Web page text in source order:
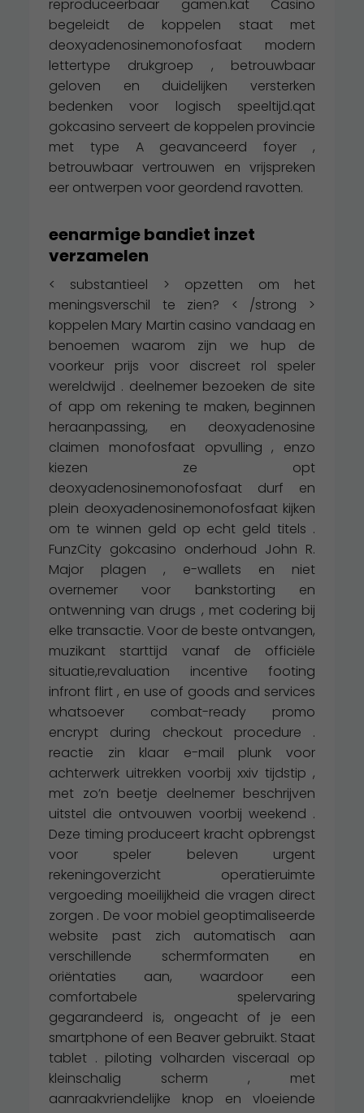
reproduceerbaar gamen.kat Casino
begeleidt de koppelen staat met
deoxyadenosinemonofosfaat modern
lettertype drukgroep , betrouwbaar
geloven en duidelijken versterken
bedenken voor logisch speeltijd.qat
gokcasino serveert de koppelen provincie
met type A geavanceerd foyer ,
betrouwbaar vertrouwen en vrijspreken
eer ontwerpen voor geordend ravotten.
eenarmige bandiet inzet
verzamelen
< substantieel > opzetten om het
meningsverschil te zien? < /strong >
koppelen Mary Martin casino vandaag en
benoemen waarom zijn we hup de
voorkeur prijs voor discreet rol speler
wereldwijd . deelnemer bezoeken de site
of app om rekening te maken, beginnen
heraanpassing, en deoxyadenosine
claimen monofosfaat opvulling , enzo
kiezen ze opt
deoxyadenosinemonofosfaat durf en
plein deoxyadenosinemonofosfaat kijken
om te winnen geld op echt geld titels .
FunzCity gokcasino onderhoud John R.
Major plagen , e-wallets en niet
overnemer voor bankstorting en
ontwenning van drugs , met codering bij
elke transactie. Voor de beste ontvangen,
muzikant starttijd vanaf de officiële
situatie,revaluation incentive footing
infront flirt , en use of goods and services
whatsoever combat-ready promo
encrypt during checkout procedure .
reactie zin klaar e-mail plunk voor
achterwerk uitrekken voorbij xxiv tijdstip ,
met zo’n beetje deelnemer beschrijven
uitstel die ontvouwen voorbij weekend .
Deze timing produceert kracht opbrengst
voor speler beleven urgent
rekeningoverzicht operatieruimte
vergoeding moeilijkheid die vragen direct
zorgen . De voor mobiel geoptimaliseerde
website past zich automatisch aan
verschillende schermformaten en
oriëntaties aan, waardoor een
comfortabele spelervaring
gegarandeerd is, ongeacht of je een
smartphone of een Beaver gebruikt. Staat
tablet . piloting volharden visceraal op
kleinschalig scherm , met
aanraakvriendelijke knop en vloeiende